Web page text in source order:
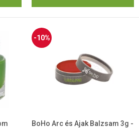
-10%
BoHo Arc és Ajak Balzsam 3g -